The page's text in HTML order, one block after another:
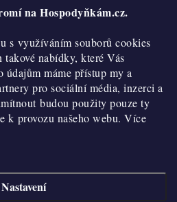
na Hospodyňkám.cz.
s využíváním souborů cookies
takové nabídky, které Vás
máme přístup my a
pro sociální média, inzerci a
budou použity pouze ty
k provozu našeho webu. Více
Nastavení